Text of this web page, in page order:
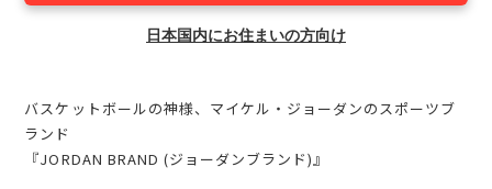
日本国内にお住まいの方向け
バスケットボールの神様、マイケル・ジョーダンのスポーツブ
ランド
『JORDAN BRAND (ジョーダンブランド)』